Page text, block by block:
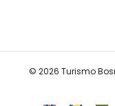
© 2026 Turismo